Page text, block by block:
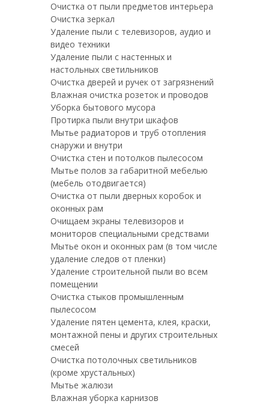
Очистка от пыли предметов интерьера
Очистка зеркал
Удаление пыли с телевизоров, аудио и
видео техники
Удаление пыли с настенных и
настольных светильников
Очистка дверей и ручек от загрязнений
Влажная очистка розеток и проводов
Уборка бытового мусора
Протирка пыли внутри шкафов
Мытье радиаторов и труб отопления
снаружи и внутри
Очистка стен и потолков пылесосом
Мытье полов за габаритной мебелью
(мебель отодвигается)
Очистка от пыли дверных коробок и
оконных рам
Очищаем экраны телевизоров и
мониторов специальными средствами
Мытье окон и оконных рам (в том числе
удаление следов от пленки)
Удаление строительной пыли во всем
помещении
Очистка стыков промышленным
пылесосом
Удаление пятен цемента, клея, краски,
монтажной пены и других строительных
смесей
Очистка потолочных светильников
(кроме хрустальных)
Мытье жалюзи
Влажная уборка карнизов